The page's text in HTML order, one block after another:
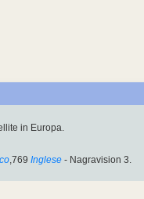
in Europa.
,769 Inglese - Nagravision 3.